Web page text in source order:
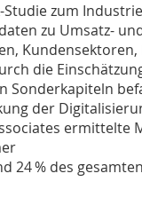
zum
zu Umsatz-
die
Sonderkapiteln
der
ermittelte
24 % des